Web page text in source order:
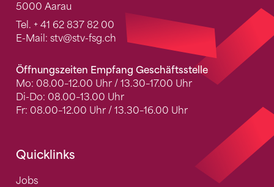
5000 Aarau
Tel. + 41 62 837 82 00
E-Mail: stv@stv-fsg.ch
Öffnungszeiten Empfang Geschäftsstelle
Mo: 08.00–12.00 Uhr / 13.30–17.00 Uhr
Di-Do: 08.00–13.00 Uhr
Fr: 08.00–12.00 Uhr / 13.30–16.00 Uhr
Quicklinks
Jobs